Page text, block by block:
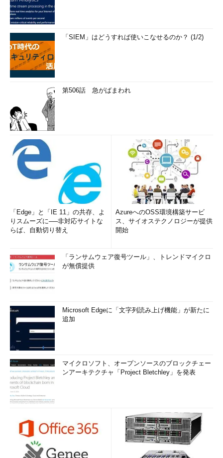
re AD Premium P1ライセンス（またはそれを含むライセン
ス）を割り当てておく
み」になり、「ディレクトリ統合」ページの「ローカルとの統合
active directory」には、次のように表示されます。
ディレクトリ同期用に確認済みのドメイン：
シングルサインオン用に計画されたドメイン：
シングルサインオン用に構成されたドメイン：
ディレクトリ同期：
Windows Hello for Businessのオンプレミス展開では、有料ラ
Azure AD Premium（P1またはP2）の「デバイ
スの書き戻し（デバイスライトバック）」機能が必要となりま
す。そのため、この時点でAzure ADに同期されたドメインユー
ザーに対してAzure AD Premium ライセンス（またはAzure AD
Premiumを含むEnterprise Mobility＋Security）を割り当てま
インユーザーでセットアップして、社内リソースにアクセスさせ
る場合にも必要です。
次回は、「デバイス登録サービス（Device Registration
期、自動デバイス登録の準備を解説します。
筆者紹介
岩手県花巻市在住。Microsoft MVP：Cloud and Datacenter
Management（Oct 2008 - Sep 2016）。SIer、IT出版社、中堅
企業のシステム管理者を経て、フリーのテクニカルライター
Webサイトへの記事の寄稿、ドキュメント作成、事例取材など
を手掛ける。個人ブログは『
山市良のえぬなんとかわーる
』。
「SIEM」はどうすれば使いこなせるのか？ (1/2)
第506話 急がばまわれ
「Edge」と「IE 11」の共存、よ
りスムーズに──非対応サイトな
らば、自動切り替え
AzureへのOSS環境構築サービ
ス、サイオステクノロジーが提供
開始
「ランサムウェア復号ツール」、トレンドマイクロ
が無償提供
Microsoft Edgeに「文字列読み上げ機能」が新たに
追加
マイクロソフト、オープンソースのブロックチェー
ンアーキテクチャ「Project Bletchley」を発表